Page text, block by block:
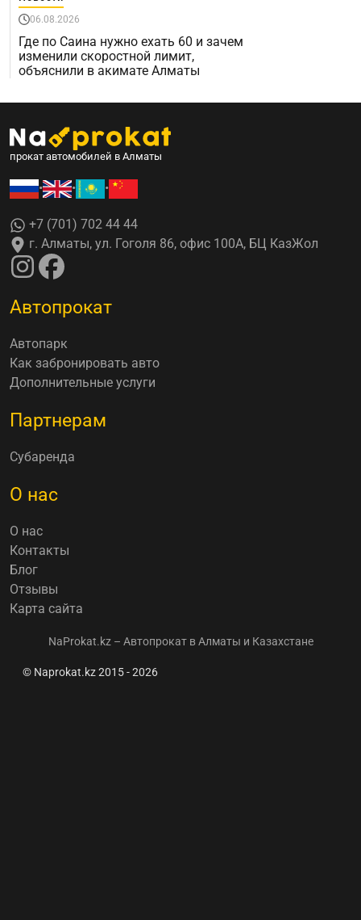
06.08.2026
Где по Саина нужно ехать 60 и зачем
изменили скоростной лимит,
объяснили в акимате Алматы
прокат автомобилей в Алматы
• • •
+7 (701) 702 44 44
г. Алматы, ул. Гоголя 86, офис 100А, БЦ КазЖол
Автопрокат
Автопарк
Как забронировать авто
Дополнительные услуги
Партнерам
Субаренда
О нас
О нас
Контакты
Блог
Отзывы
Карта сайта
NaProkat.kz – Автопрокат в Алматы и Казахстане
© Naprokat.kz 2015 - 2026